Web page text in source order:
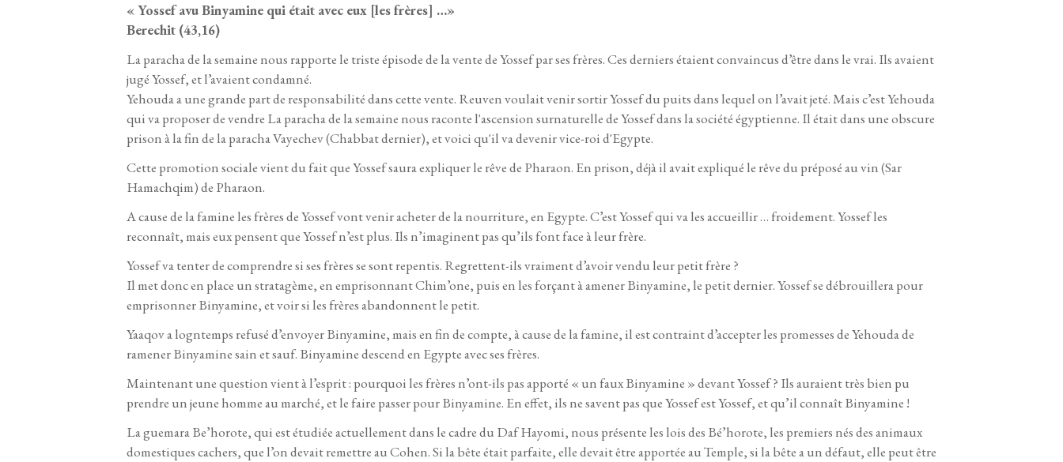
« Yossef avu Binyamine qui était avec eux [les frères] …»
Berechit (43,16)
La paracha de la semaine nous rapporte le triste épisode de la vente de Yossef par ses frères. Ces derniers étaient convaincus d’être dans le vrai. Ils avaient
jugé Yossef, et l’avaient condamné.
Yehouda a une grande part de responsabilité dans cette vente. Reuven voulait venir sortir Yossef du puits dans lequel on l’avait jeté. Mais c’est Yehouda
qui va proposer de vendre La paracha de la semaine nous raconte l'ascension surnaturelle de Yossef dans la société égyptienne. Il était dans une obscure
prison à la fin de la paracha Vayechev (Chabbat dernier), et voici qu'il va devenir vice-roi d'Egypte.
Cette promotion sociale vient du fait que Yossef saura expliquer le rêve de Pharaon. En prison, déjà il avait expliqué le rêve du préposé au vin (Sar
Hamachqim) de Pharaon.
A cause de la famine les frères de Yossef vont venir acheter de la nourriture, en Egypte. C’est Yossef qui va les accueillir … froidement. Yossef les
reconnaît, mais eux pensent que Yossef n’est plus. Ils n’imaginent pas qu’ils font face à leur frère.
Yossef va tenter de comprendre si ses frères se sont repentis. Regrettent-ils vraiment d’avoir vendu leur petit frère ?
Il met donc en place un stratagème, en emprisonnant Chim’one, puis en les forçant à amener Binyamine, le petit dernier. Yossef se débrouillera pour
emprisonner Binyamine, et voir si les frères abandonnent le petit.
Yaaqov a logntemps refusé d’envoyer Binyamine, mais en fin de compte, à cause de la famine, il est contraint d’accepter les promesses de Yehouda de
ramener Binyamine sain et sauf. Binyamine descend en Egypte avec ses frères.
Maintenant une question vient à l’esprit : pourquoi les frères n’ont-ils pas apporté « un faux Binyamine » devant Yossef ? Ils auraient très bien pu
prendre un jeune homme au marché, et le faire passer pour Binyamine. En effet, ils ne savent pas que Yossef est Yossef, et qu’il connaît Binyamine !
La guemara Be’horote, qui est étudiée actuellement dans le cadre du Daf Hayomi, nous présente les lois des Bé’horote, les premiers nés des animaux
domestiques cachers, que l’on devait remettre au Cohen. Si la bête était parfaite, elle devait être apportée au Temple, si la bête a un défaut, elle peut être